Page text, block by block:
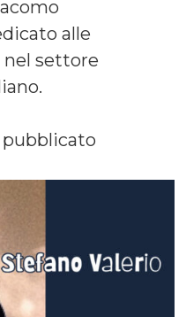
alle
nel settore
pubblicato